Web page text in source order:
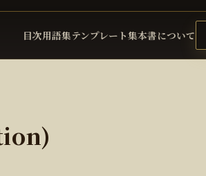
目次用語集テンプレート集本書について